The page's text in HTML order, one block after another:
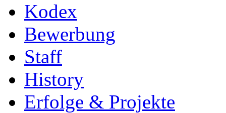
Kodex
Bewerbung
Staff
History
Erfolge & Projekte